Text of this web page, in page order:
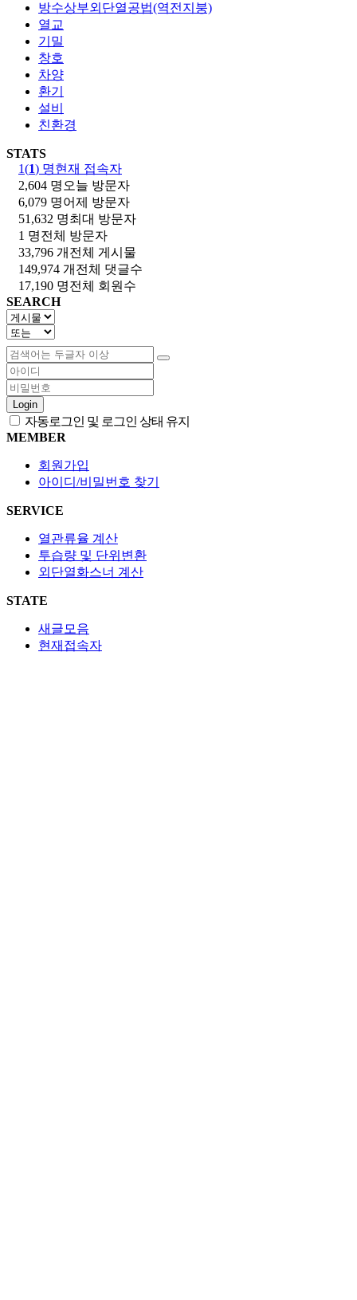
방수상부외단열공법(역전지붕)
열교
기밀
창호
차양
환기
설비
친환경
STATS
1(1) 명현재 접속자
2,604 명 오늘 방문자
6,079 명어제 방문자
51,632 명최대 방문자
1 명전체 방문자
33,796 개 전체 게시물
149,974 개 전체 댓글수
17,190 명전체 회원수
SEARCH
Login
자동로그인 및 로그인 상태 유지
MEMBER
회원가입
아이디/비밀번호 찾기
SERVICE
열관류율 계산
투습량 및 단위변환
외단열화스너 계산
STATE
새글모음
현재접속자